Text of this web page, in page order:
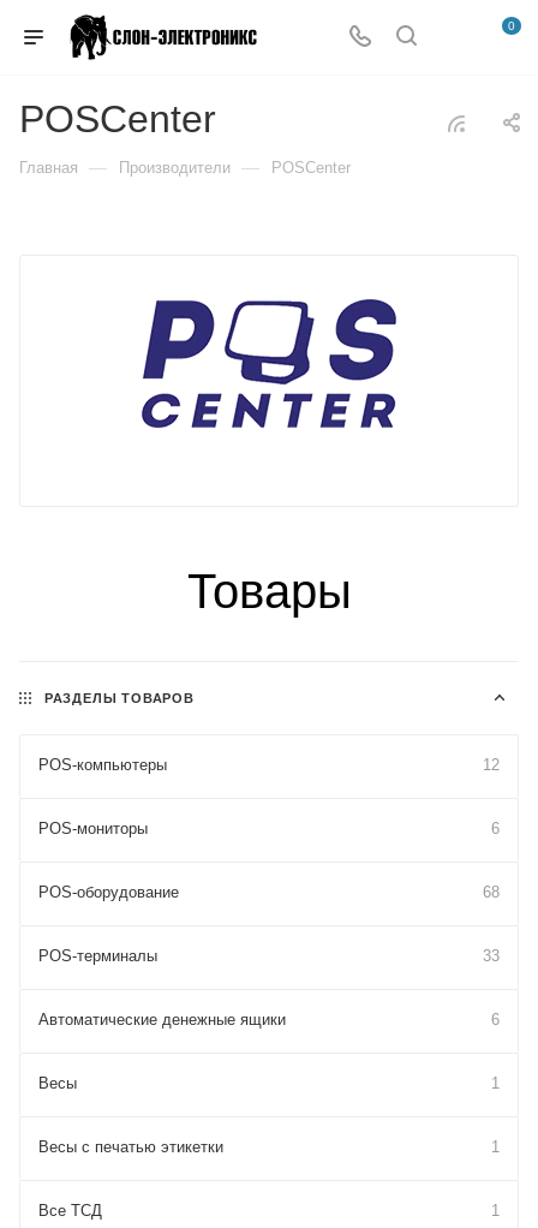
0
POSCenter
Главная — Производители — POSCenter
Товары
РАЗДЕЛЫ ТОВАРОВ
POS-компьютеры 12
POS-мониторы 6
POS-оборудование 68
POS-терминалы 33
Автоматические денежные ящики 6
Весы 1
Весы с печатью этикетки 1
Все ТСД 1